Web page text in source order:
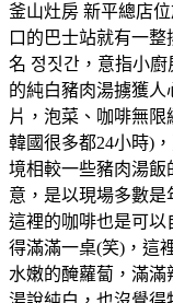
釜山灶房 新平總店
口的巴士站就有一
名 정짓간，意指小
的純白豬肉湯擄獲
片，泡菜、咖啡無限
韓國很多都24小時)
境相較一些豬肉湯飯
意，是以現場多數是
這裡的咖啡也是可以
得滿滿一桌(笑)，這
水嫩的醃蘿蔔，滿